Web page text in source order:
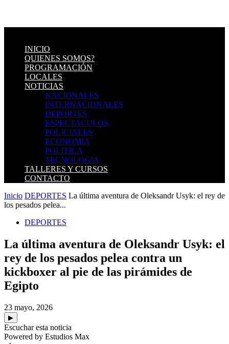
INICIO
QUIENES SOMOS?
PROGRAMACIÓN
LOCALES
NOTICIAS
NACIONALES
INTERNACIONALES
DEPORTES
ESPECTACULOS
POLICIALES
ECONOMIA
POLITICA
TECNOLOGIA
TALLERES Y CURSOS
CONTACTO
Inicio DEPORTES La última aventura de Oleksandr Usyk: el rey de
los pesados pelea...
DEPORTES
La última aventura de Oleksandr Usyk: el
rey de los pesados pelea contra un
kickboxer al pie de las pirámides de
Egipto
23 mayo, 2026
▶
Escuchar esta noticia
Powered by Estudios Max